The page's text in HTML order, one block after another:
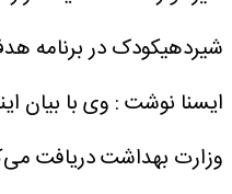
شیردهیکودک در برنامه
ایسنا نوشت : وی با بیان
وزارت بهداشت دریافت